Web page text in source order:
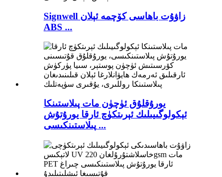
Signwell زاۋۇت باھاسى كۆچمە ئېلان
ABS ...
يورۇقلۇق ئۈچۈن مات پىلاستىنكا
ئېكولوگىيىلىك ئېرىتكۈچ ئارقا يورۇتۇش
پىلاستىنكىسى ...